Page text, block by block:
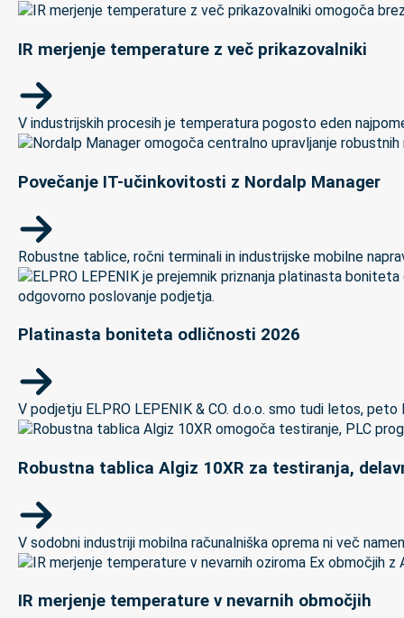
IR merjenje temperature z več prikazovalniki
V industrijskih procesih je temperatura pogosto eden
Povečanje IT-učinkovitosti z Nordalp Manager
Robustne tablice, ročni terminali in industrijske mobilne
Platinasta boniteta odličnosti 2026
V podjetju ELPRO LEPENIK & CO. d.o.o. smo tudi letos,
Robustna tablica Algiz 10XR za testiranja,
V sodobni industriji mobilna računalniška oprema ni več
IR merjenje temperature v nevarnih območjih